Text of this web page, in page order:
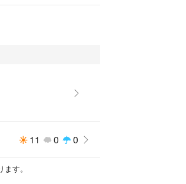
11 0 0
す。